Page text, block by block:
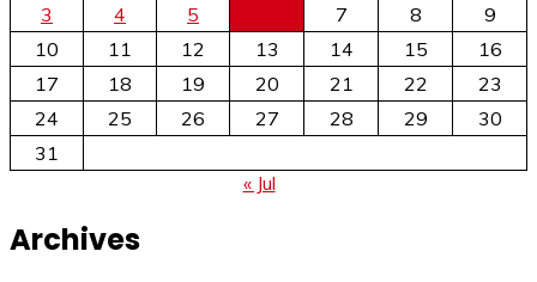
3
4 5 7 8
9
10
11 12 13 14 15
16
17
18 19 20 21 22
23
24
25 26 27 28 29
30
31
« Jul
Archives